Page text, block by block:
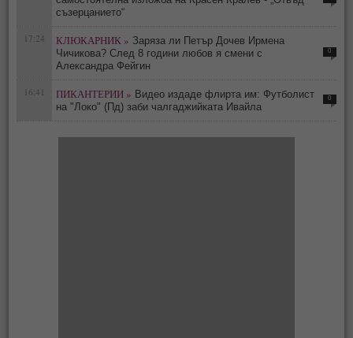
съзерцанието“
17:24 КЛЮКАРНИК » Заряза ли Петър Дочев Ирмена
Чичикова? След 8 години любов я смени с
Александра Фейгин
0
16:41 ПИКАНТЕРИИ » Видео издаде флирта им: Футболист
на "Локо" (Пд) заби чалгаджийката Ивайла
0